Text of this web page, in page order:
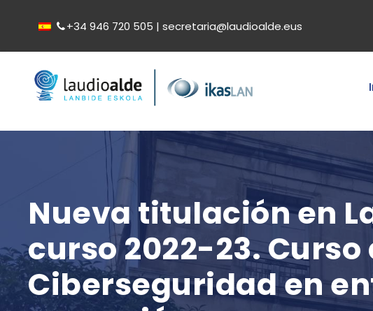
+34 946 720 505 | secretaria@laudioalde.eus
Nueva titulación en
curso 2022-23.
Ciberseguridad en